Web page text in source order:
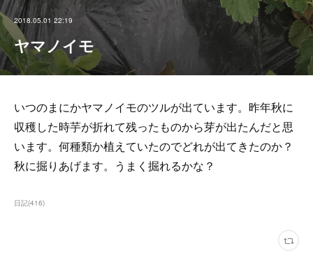
2018.05.01 22:19
ヤマノイモ
いつのまにかヤマノイモのツルが出ています。昨年秋に
収穫した時芋が折れて残ったものから芽が出たんだと思
います。何種類か植えていたのでどれが出てきたのか？
秋に掘りあげます。うまく掘れるかな？
日記(416)